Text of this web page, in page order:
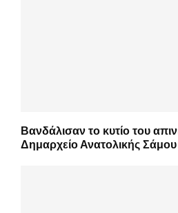
Βανδάλισαν το κυτίο του
Δημαρχείο Ανατολικής Σάμου